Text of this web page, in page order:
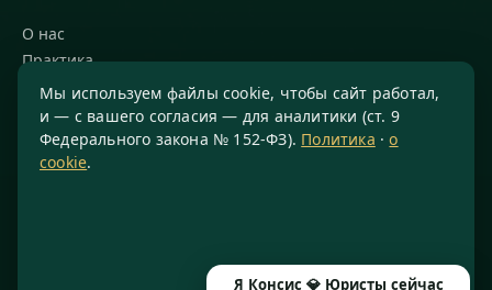
О нас
Практика
Блог
Команда
Благодарности
Мы используем файлы cookie, чтобы сайт работал,
и — с вашего согласия — для аналитики (ст. 9
Федерального закона № 152-ФЗ). Политика ·о
cookie.
Я Консис 💎 Юристы сейчас